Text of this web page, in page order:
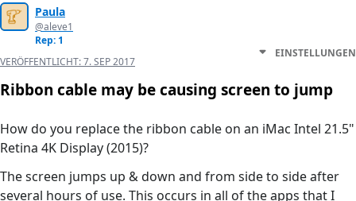
Paula
@aleve1
Rep: 1
VERÖFFENTLICHT:7. SEP 2017
EINSTELLUNGEN
Ribbon cable may be causing screen to jump
How do you replace the ribbon cable on an iMac Intel 21.5"
Retina 4K Display (2015)?
The screen jumps up & down and from side to side after
several hours of use. This occurs in all of the apps that I